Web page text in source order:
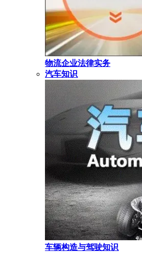
物流企业法律实务
汽车知识
车辆构造与驾驶知识